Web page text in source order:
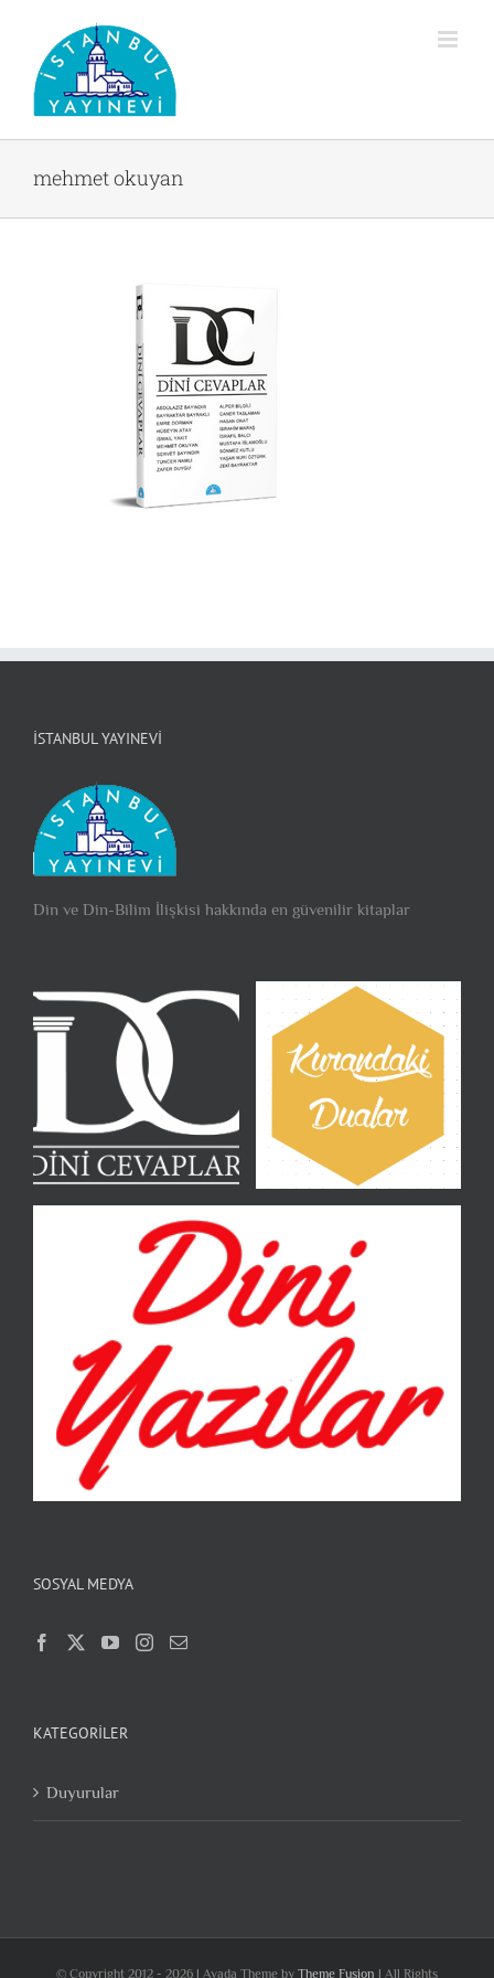
content
mehmet okuyan
İSTANBUL YAYINEVI
Din ve Din-Bilim İlişkisi hakkında en güvenilir kitaplar
SOSYAL MEDYA
KATEGORILER
Duyurular
© Copyright 2012 - 2026 | Avada Theme by Theme Fusion | All Rights